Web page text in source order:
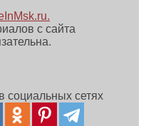
с сайта
социальных сетях